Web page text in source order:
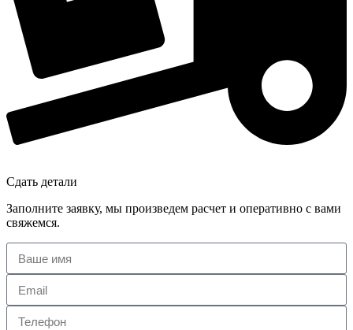
Сдать детали
Заполните заявку, мы произведем расчет и оперативно с вами
свяжемся.